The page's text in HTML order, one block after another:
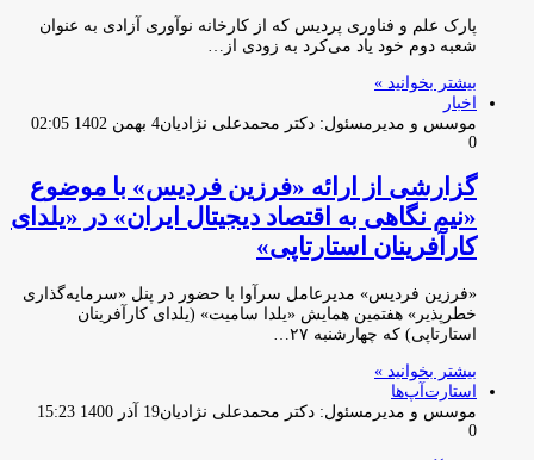
پارک علم و فناوری پردیس که از کارخانه نوآوری آزادی به عنوان
شعبه دوم خود یاد می‌کرد به زودی از…
بیشتر بخوانید »
اخبار
موسس و مدیرمسئول: دکتر محمدعلی نژادیان4 بهمن 1402 02:05
0
گزارشی از ارائه «فرزین فردیس» با موضوع
«نیم نگاهی به اقتصاد دیجیتال ایران» در «یلدای
کارآفرینان استارتاپی»
«فرزین فردیس» مدیرعامل سرآوا با حضور در پنل «سرمایه‌گذاری
خطرپذیر» هفتمین همایش «یلدا سامیت» (یلدای کارآفرینان
استارتاپی) که چهارشنبه ۲۷…
بیشتر بخوانید »
استارت‌آپ‌ها
موسس و مدیرمسئول: دکتر محمدعلی نژادیان19 آذر 1400 15:23
0